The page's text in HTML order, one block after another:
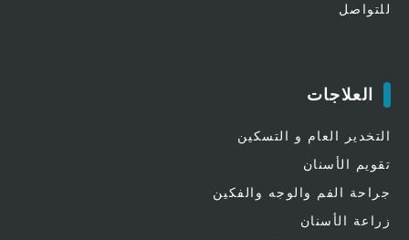
للتواصل
العلاجات
التخدير العام و التسكين
تقويم الأسنان
جراحة الفم والوجه والفكين
زراعة الأسنان